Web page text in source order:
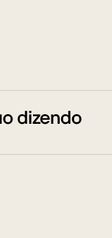
dizendo